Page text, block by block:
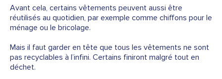
Avant cela, certains vêtements peuvent aussi être
réutilisés au quotidien, par exemple comme chiffons pour le
ménage ou le bricolage.
Mais il faut garder en tête que tous les vêtements ne sont
pas recyclables à l’infini. Certains finiront malgré tout en
déchet.